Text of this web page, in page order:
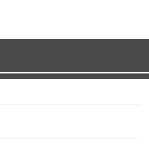
り上げる
頬張るのが乙！
コは、美しいボルドー